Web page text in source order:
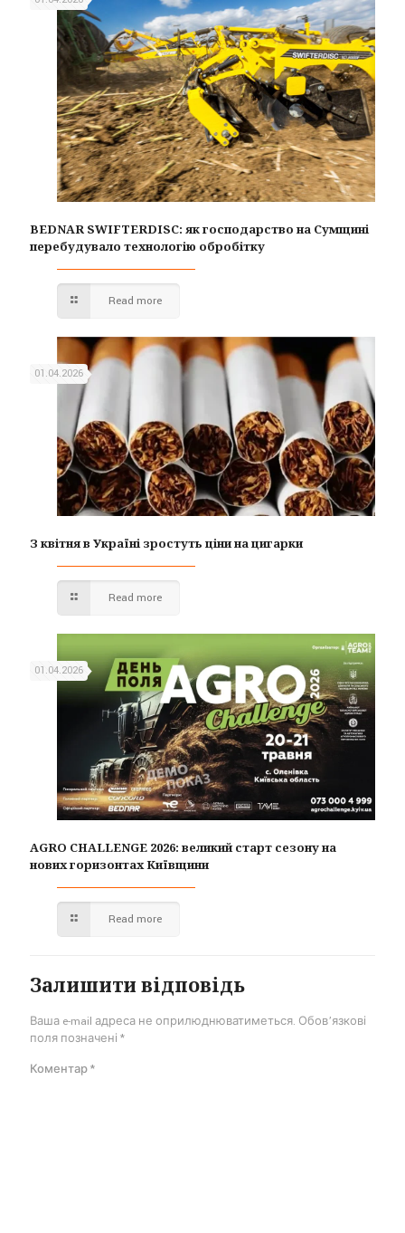
BEDNAR SWIFTERDISC: як господарство на Сумщині
перебудувало технологію обробітку
Read more
01.04.2026
З квітня в Україні зростуть ціни на цигарки
Read more
01.04.2026
AGRO CHALLENGE 2026: великий старт сезону на
нових горизонтах Київщини
Read more
Залишити відповідь
Ваша e-mail адреса не оприлюднюватиметься. Обов’язкові
поля позначені *
Коментар*